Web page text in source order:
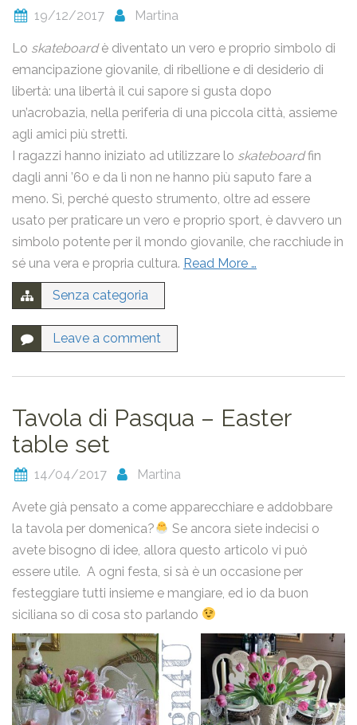
19/12/2017 Martina
Lo skateboardè diventato un vero e proprio simbolo di
emancipazione giovanile, di ribellione e di desiderio di
libertà: una libertà il cui sapore si gusta dopo
un’acrobazia, nella periferia di una piccola città, assieme
agli amici più stretti.
I ragazzi hanno iniziato ad utilizzare lo skateboardfin
dagli anni ’60 e da lì non ne hanno più saputo fare a
meno. Sì, perché questo strumento, oltre ad essere
usato per praticare un vero e proprio sport, è davvero un
simbolo potente per il mondo giovanile, che racchiude in
sé una vera e propria cultura. Read More …
Senza categoria
Leave a comment
Tavola di Pasqua – Easter
table set
14/04/2017 Martina
Avete già pensato a come apparecchiare e addobbare
la tavola per domenica?
Se ancora siete indecisi o
avete bisogno di idee, allora questo articolo vi può
essere utile. A ogni festa, si sà è un occasione per
festeggiare tutti insieme e mangiare, ed io da buon
siciliana so di cosa sto parlando